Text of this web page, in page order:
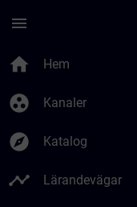
menu
home Hem
group_work Kanaler
explore Katalog
timeline Lärandevägar